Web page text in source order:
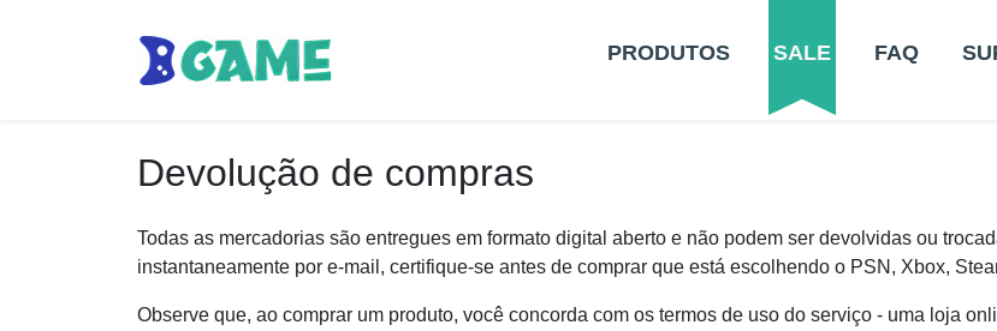
PRODUTOS SALE FAQ
Devolução de compras
Todas as mercadorias são entregues em formato digital aberto e não podem ser devolvidas ou
instantaneamente por e-mail, certifique-se antes de comprar que está escolhendo o PSN, Xbox,
Observe que, ao comprar um produto, você concorda com os termos de uso do serviço - uma loja